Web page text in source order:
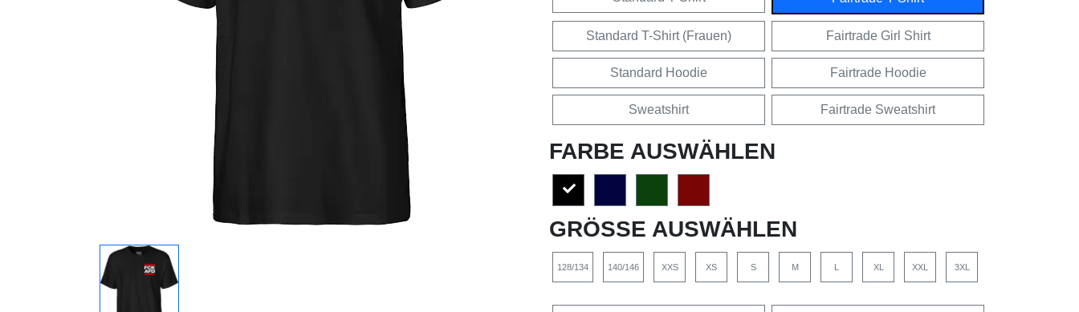
Standard T-Shirt (Frauen) Fairtrade Girl Shirt
Standard Hoodie Fairtrade Hoodie
Sweatshirt Fairtrade Sweatshirt
FARBE AUSWÄHLEN
GRÖSSE AUSWÄHLEN
128/134 140/146 XXS XS S M L XL XXL 3XL